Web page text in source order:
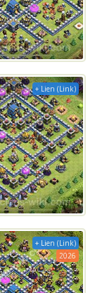
+ Lien (Link)
+ Lien (Link)
2026